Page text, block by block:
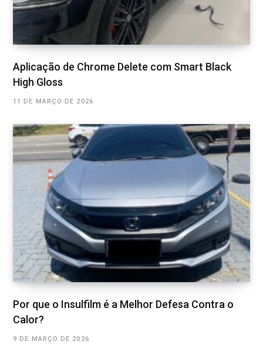
Aplicação de Chrome Delete com Smart Black
High Gloss
11 DE MARÇO DE 2026
Por que o Insulfilm é a Melhor Defesa Contra o
Calor?
9 DE MARÇO DE 2026